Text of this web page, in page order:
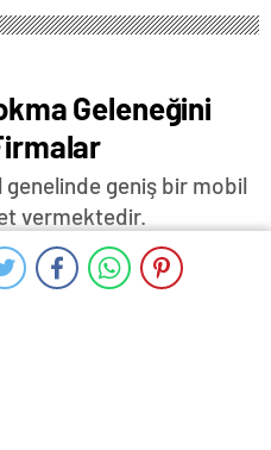
Geleneğini
geniş bir mobil
vermektedir.
2025 11:46